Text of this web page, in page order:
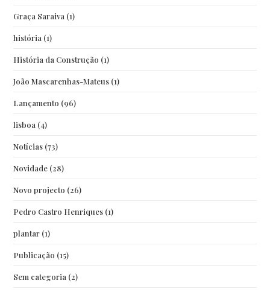
Graça Saraiva (1)
história (1)
História da Construção (1)
João Mascarenhas-Mateus (1)
Lançamento (96)
lisboa (4)
Notícias (73)
Novidade (28)
Novo projecto (26)
Pedro Castro Henriques (1)
plantar (1)
Publicação (15)
Sem categoria (2)